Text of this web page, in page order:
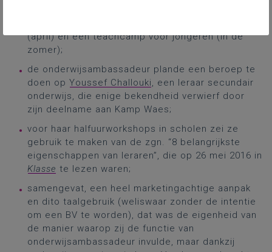
(april) en een teachcamp voor jongeren (in de
zomer);
de onderwijsambassadeur plande een beroep te
doen op Youssef Challouki, een leraar secundair
onderwijs, die enige bekendheid verwierf door
zijn deelname aan Kamp Waes;
voor haar halfuurworkshops in scholen zei ze
gebruik te maken van de zgn. “8 belangrijkste
eigenschappen van leraren”, die op 26 mei 2016 in
Klasse te lezen waren;
samengevat, een heel marketingachtige aanpak
en dito taalgebruik (weliswaar zonder de intentie
om een BV te worden), dat was de eigenheid van
de manier waarop zij de functie van
onderwijsambassadeur invulde, maar dankzij